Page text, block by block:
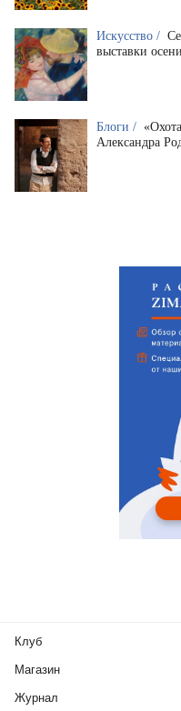
Искусство /
выставки
Блоги /
Александра
Клуб
Магазин
Журнал